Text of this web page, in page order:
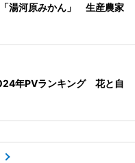
湯河原みかん」 生産農家
年PVランキング 花と自